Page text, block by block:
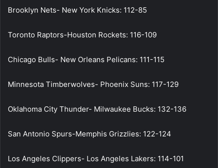
Brooklyn Nets- New York Knicks: 112-85
Toronto Raptors-Houston Rockets: 116-109
Chicago Bulls- New Orleans Pelicans: 111-115
Minnesota Timberwolves- Phoenix Suns: 117-129
Oklahoma City Thunder- Milwaukee Bucks: 132-136
San Antonio Spurs-Memphis Grizzlies: 122-124
Los Angeles Clippers- Los Angeles Lakers: 114-101